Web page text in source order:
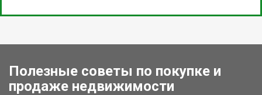
Полезные советы по покупке и
продаже недвижимости